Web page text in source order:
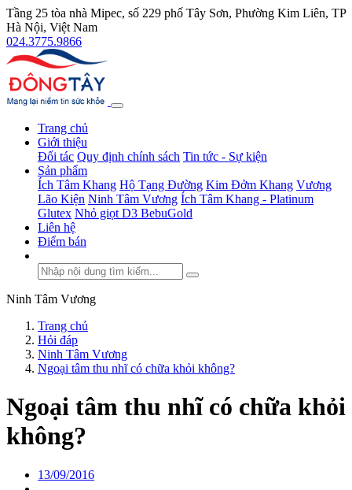
Tầng 25 tòa nhà Mipec, số 229 phố Tây Sơn, Phường Kim Liên, TP
Hà Nội, Việt Nam
024.3775.9866
Trang chủ
Giới thiệu
Đối tác Quy định chính sách Tin tức - Sự kiện
Sản phẩm
Ích Tâm Khang Hộ Tạng Đường Kim Đởm Khang Vương
Lão Kiện Ninh Tâm Vương Ích Tâm Khang - Platinum
Glutex Nhỏ giọt D3 BebuGold
Liên hệ
Điểm bán
Ninh Tâm Vương
Trang chủ
Hỏi đáp
Ninh Tâm Vương
Ngoại tâm thu nhĩ có chữa khỏi không?
Ngoại tâm thu nhĩ có chữa khỏi
không?
13/09/2016